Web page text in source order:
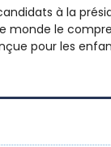
à la
monde le
pour les